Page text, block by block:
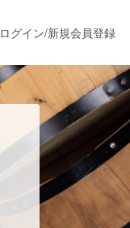
ログイン/新規会員登録